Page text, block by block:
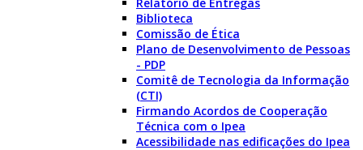
Biblioteca
Comissão de Ética
Plano de Desenvolvimento de Pessoas
- PDP
Comitê de Tecnologia da Informação
(CTI)
Firmando Acordos de Cooperação
Técnica com o Ipea
Acessibilidade nas edificações do Ipea